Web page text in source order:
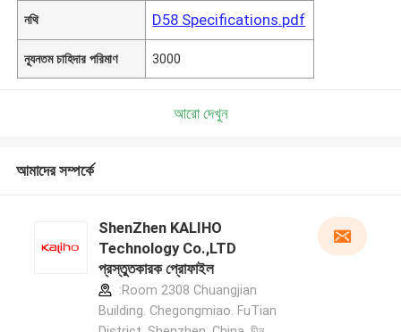
নথি D58 Specifications.pdf
ন্যূনতম চাহিদার পরিমাণ 3000
আরো দেখুন
আমাদের সম্পর্কে
ShenZhen KALIHO
Technology Co.,LTD
প্রস্তুতকারক প্রোফাইল
:Room 2308 Chuangjian
Building. Chegongmiao. FuTian